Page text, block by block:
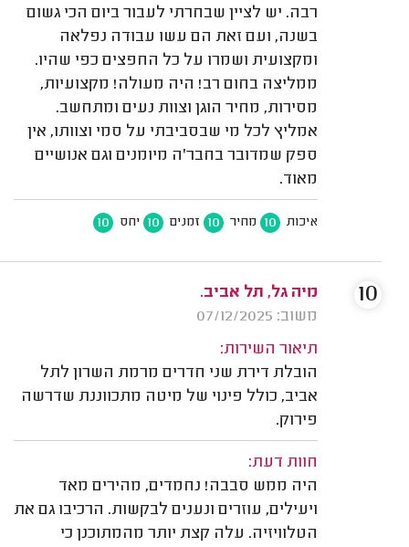
רבה. יש לציין שבחרתי לעבור ביום הכי גשום
בשנה, ועם זאת הם עשו עבודה נפלאה
ומקצועית ושמרו על כל החפצים כפי שהיו.
ממליצה בחום רב! היה מעולה! מקצועיות,
מסירות, מחיר הוגן וצוות נעים ומתחשב.
אמליץ לכל מי שבסביבתי על סמי וצוותו, אין
ספק שמדובר בחבר'ה מיומנים וגם אנושיים
מאוד.
איכות 10 מחיר 10 זמנים 10 יחס 10
מיה גל, תל אביב.
משוב: 07/12/2025
תיאור השירות:
הובלת דירת שני חדרים מרמת השרון לתל
אביב, כולל פינוי של מיטה מתכווננת שדרשה
פירוק.
חוות דעת:
היה ממש סבבה! נחמדים, מהירים מאד
ויעילים, עוזרים ונענים לבקשות. הרכיבו גם את
הטלוויזיה. עלה קצת יותר מהמתוכנן כי
10